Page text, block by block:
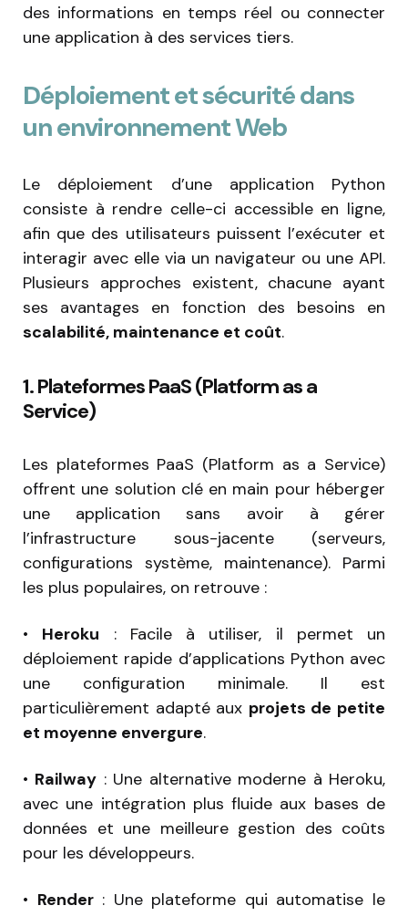
des informations en temps réel ou connecter
une application à des services tiers.
Déploiement et sécurité dans
un environnement Web
Le déploiement d’une application Python
consiste à rendre celle-ci accessible en ligne,
afin que des utilisateurs puissent l’exécuter et
interagir avec elle via un navigateur ou une API.
Plusieurs approches existent, chacune ayant
ses avantages en fonction des besoins en
scalabilité, maintenance et coût.
1. Plateformes PaaS (Platform as a
Service)
Les plateformes PaaS (Platform as a Service)
offrent une solution clé en main pour héberger
une application sans avoir à gérer
l’infrastructure sous-jacente (serveurs,
configurations système, maintenance). Parmi
les plus populaires, on retrouve :
• Heroku : Facile à utiliser, il permet un
déploiement rapide d’applications Python avec
une configuration minimale. Il est
particulièrement adapté aux projets de petite
et moyenne envergure.
• Railway : Une alternative moderne à Heroku,
avec une intégration plus fluide aux bases de
données et une meilleure gestion des coûts
pour les développeurs.
• Render: Une plateforme qui automatise le